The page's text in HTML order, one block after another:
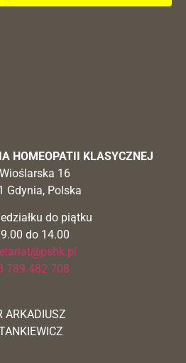
HOMEOPATII KLASYCZNEJ
16
Gdynia, Polska
do piątku
do 14.00
789 482 708
ARKADIUSZ